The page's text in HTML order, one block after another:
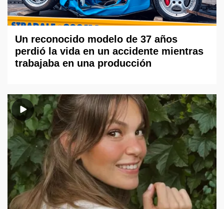
Un reconocido modelo de 37 años
perdió la vida en un accidente mientras
trabajaba en una producción